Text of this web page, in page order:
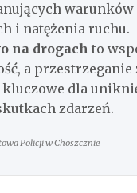
warunków
i natężenia ruchu.
na drogach to
a przestrzeganie
kluczowe dla
zdarzeń.
Policji w Choszcznie